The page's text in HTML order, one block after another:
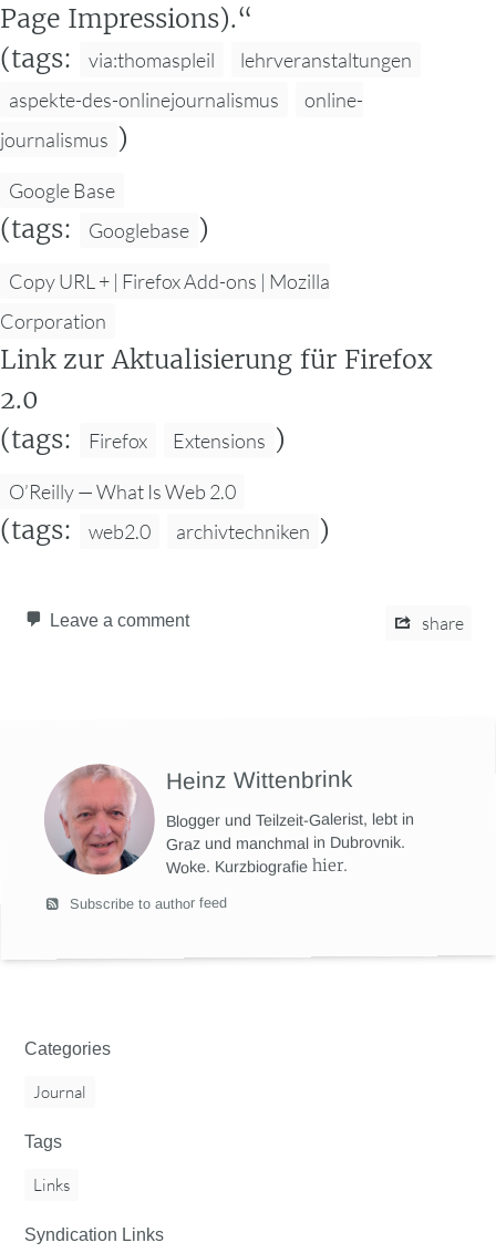
Page Impressions).“
(tags:
via:thomaspleil
lehrveranstaltungen
aspekte-des-onlinejournalismus
online-
journalismus )
Google Base
(tags: Googlebase )
Copy URL + | Firefox Add-ons | Mozilla
Corporation
Link zur Aktualisierung für Firefox
2.0
(tags:
Firefox Extensions )
O’Reilly — What Is Web 2.0
(tags: web2.0 archivtechniken )
Leave a comment share
Heinz Wittenbrink
Blogger und Teilzeit-Galerist, lebt in
Graz und manchmal in Dubrovnik.
Woke. Kurzbiografiehier.
Subscribe to author feed
Categories
Journal
Tags
Links
Syndication Links